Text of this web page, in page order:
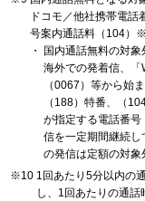
ドコモ／他社携帯電
号案内通話料（104）
国内通話無料の対象
海外での発着信、「
（0067）等から始
（188）特番、（
が指定する電話番
信を一定期間継続
の発信は定額の対象
1回あたり5分以内の
し、1回あたりの通